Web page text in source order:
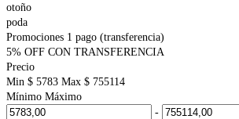
otoño
poda
Promociones 1 pago (transferencia)
5% OFF CON TRANSFERENCIA
Precio
Min $ 5783 Max $ 755114
Mínimo Máximo
-